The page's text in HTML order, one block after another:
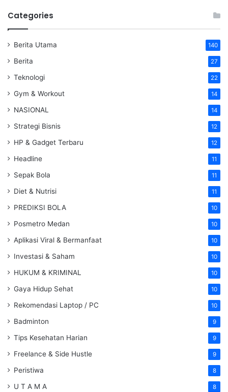
Categories
Berita Utama 140
Berita 27
Teknologi 22
Gym & Workout 14
NASIONAL 14
Strategi Bisnis 12
HP & Gadget Terbaru 12
Headline 11
Sepak Bola 11
Diet & Nutrisi 11
PREDIKSI BOLA 10
Posmetro Medan 10
Aplikasi Viral & Bermanfaat 10
Investasi & Saham 10
HUKUM & KRIMINAL 10
Gaya Hidup Sehat 10
Rekomendasi Laptop / PC 10
Badminton 9
Tips Kesehatan Harian 9
Freelance & Side Hustle 9
Peristiwa 8
U T A M A 8